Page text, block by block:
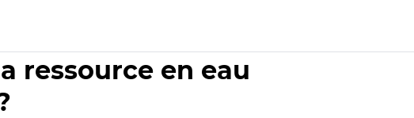
ressource en eau